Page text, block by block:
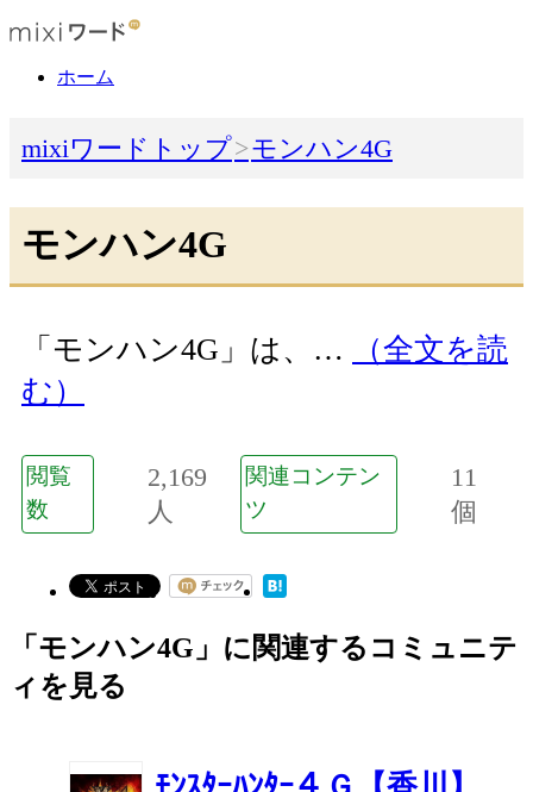
ホーム
mixiワードトップ モンハン4G
モンハン4G
「モンハン4G」は、…
（全文を読
む）
閲覧
数
2,169
人
関連コンテン
ツ
11
個
「モンハン4G」に関連するコミュニテ
ィを見る